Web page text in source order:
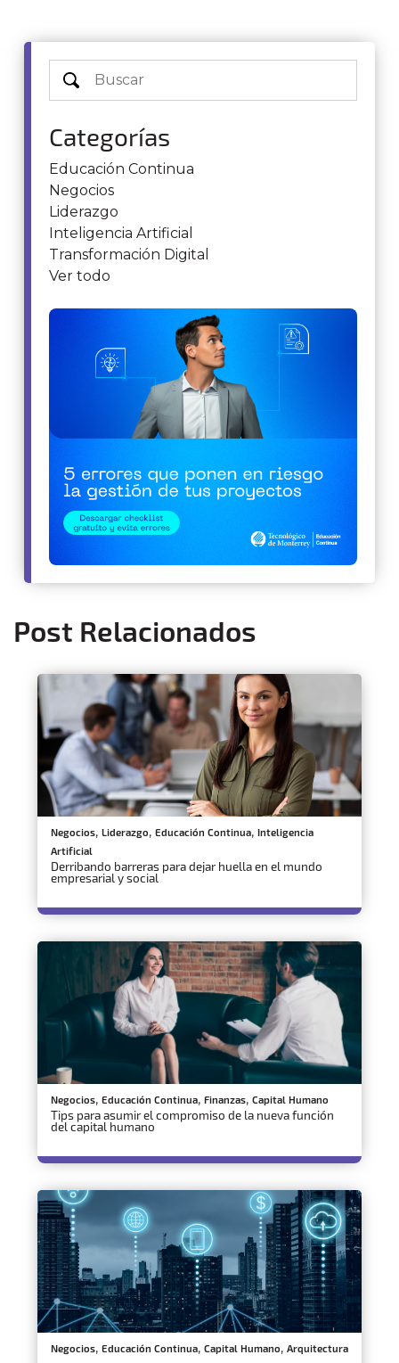
Categorías
Educación Continua
Negocios
Liderazgo
Inteligencia Artificial
Transformación Digital
Ver todo
Post Relacionados
Negocios, Liderazgo, Educación Continua, Inteligencia
Artificial
Derribando barreras para dejar huella en el mundo
empresarial y social
Negocios, Educación Continua, Finanzas, Capital Humano
Tips para asumir el compromiso de la nueva función
del capital humano
Negocios, Educación Continua, Capital Humano, Arquitectura